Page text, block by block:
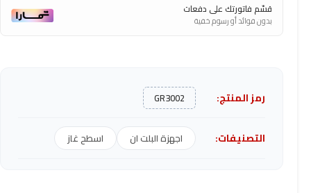
قسّم فاتورتك على دفعات
بدون فوائد أو رسوم خفية
رمز المنتج: GR3002
التصنيفات: اجهزة البلت ان اسطح غاز